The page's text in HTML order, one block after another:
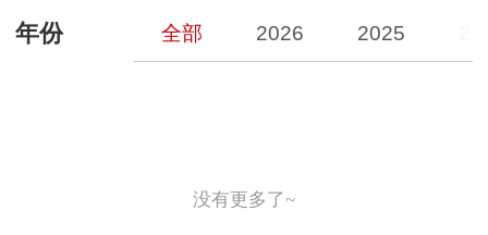
年份 全部 2026 2025
没有更多了~